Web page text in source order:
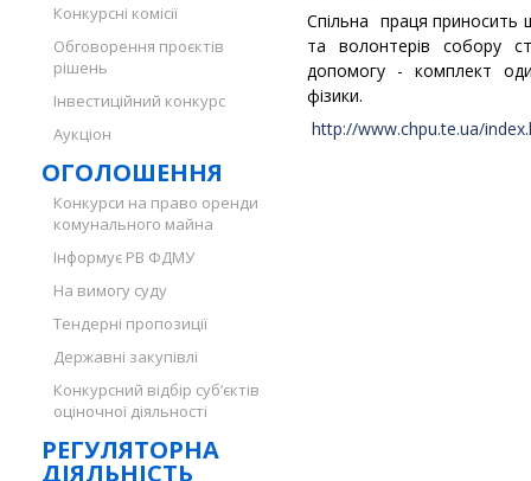
Конкурсні комісії
Обговорення проєктів
рішень
Інвестиційний конкурс
Аукціон
ОГОЛОШЕННЯ
Конкурси на право оренди
комунального майна
Інформує РВ ФДМУ
На вимогу суду
Тендерні пропозиції
Державні закупівлі
Конкурсний відбір суб’єктів
оціночної діяльності
РЕГУЛЯТОРНА
ДІЯЛЬНІСТЬ
Спільна праця приносить
та волонтерів собору
допомогу - комплект
фізики.
http://www.chpu.te.ua/